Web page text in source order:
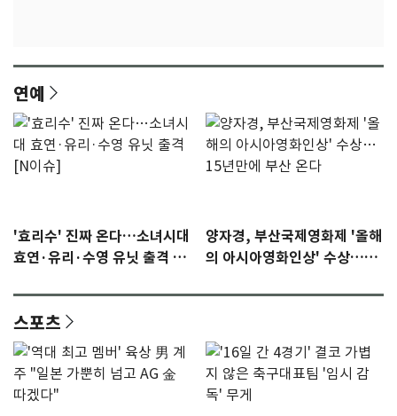
연예
'효리수' 진짜 온다…소녀시대
효연·유리·수영 유닛 출격 [N
양자경, 부산국제영화제 '올해
의 아시아영화인상' 수상…15
스포츠